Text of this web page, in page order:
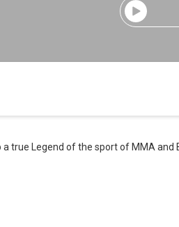
true Legend of the sport of MMA and